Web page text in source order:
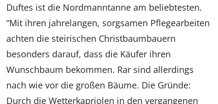
Duftes ist die Nordmanntanne am beliebtesten.
“Mit ihren jahrelangen, sorgsamen Pflegearbeiten
achten die steirischen Christbaumbauern
besonders darauf, dass die Käufer ihren
Wunschbaum bekommen. Rar sind allerdings
nach wie vor die großen Bäume. Die Gründe:
Durch die Wetterkapriolen in den vergangenen